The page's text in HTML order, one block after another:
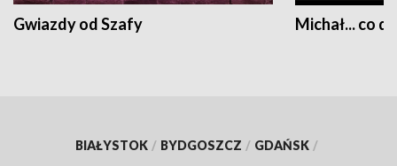
Gwiazdy od Szafy Michał... co
BIAŁYSTOK / BYDGOSZCZ / GDAŃSK /